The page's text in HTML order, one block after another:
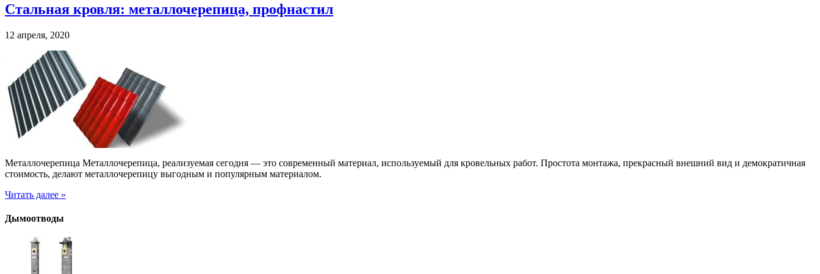
Стальная кровля: металлочерепица, профнастил
12 апреля, 2020
Металлочерепица Металлочерепица, реализуемая сегодня — это современный материал, используемый для кровельных работ. Простота монтажа, прекрасный внешний вид и демократичная
стоимость, делают металлочерепицу выгодным и популярным материалом.
Читать далее »
Дымоотводы